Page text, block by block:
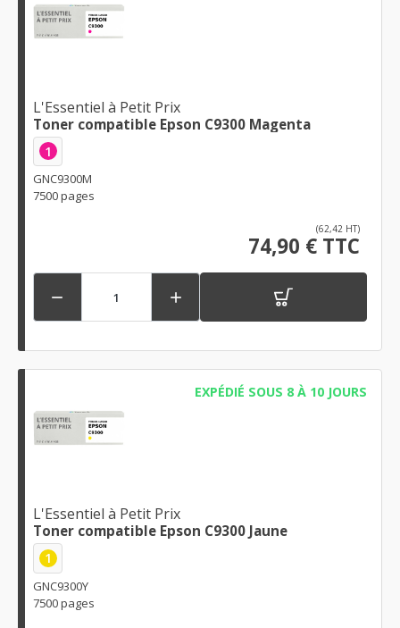
L'Essentiel à Petit Prix
Toner compatible Epson C9300 Magenta
1
GNC9300M
7500 pages
(62,42 HT)
74,90 € TTC
 
EXPÉDIÉ SOUS 8 À 10 JOURS
L'Essentiel à Petit Prix
Toner compatible Epson C9300 Jaune
1
GNC9300Y
7500 pages